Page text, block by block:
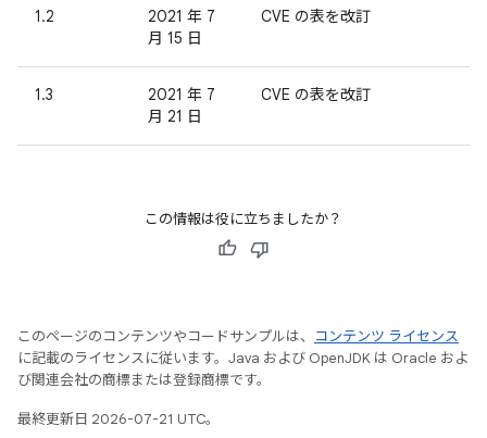
1.2
2021 年 7
月 15 日
CVE の表を改訂
1.3
2021 年 7
月 21 日
CVE の表を改訂
この情報は役に立ちましたか？
このページのコンテンツやコードサンプルは、
コンテンツ ライセンス
に記載のライセンスに従います。Java および OpenJDK は Oracle およ
び関連会社の商標または登録商標です。
最終更新日 2026-07-21 UTC。